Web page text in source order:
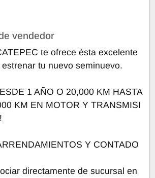
vendedor
te ofrece ésta excelente
tu nuevo seminuevo.
1 AÑO O 20,000 KM HASTA
KM EN MOTOR Y TRANSMISI
Y CONTADO
directamente de sucursal en